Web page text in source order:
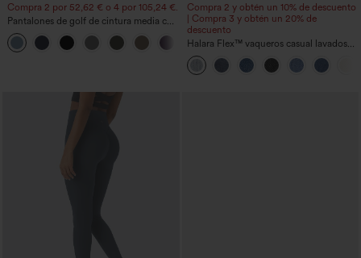
Compra 2 por 52,62 € o 4 por 105,24 €.
Pantalones de golf de cintura media con
cordón, dobladillo curvo, secado rápido,
de corte cónico y con bolsillos - UPF40+
+2
Compra 2 y obtén un 10% de descuento
| Compra 3 y obtén un 20% de
descuento
Halara Flex™ vaqueros casual lavados
asimétricos de tiro bajo con bolsillos
con cremallera, corte baggy y pierna
ancha